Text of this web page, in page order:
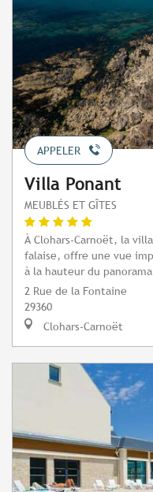
APPELER
Villa Ponant
MEUBLÉS ET GÎTES
À Clohars-Carnoët, la
falaise, offre une vue
à la hauteur du
2 Rue de la Fontaine
29360
Clohars-Carnoët